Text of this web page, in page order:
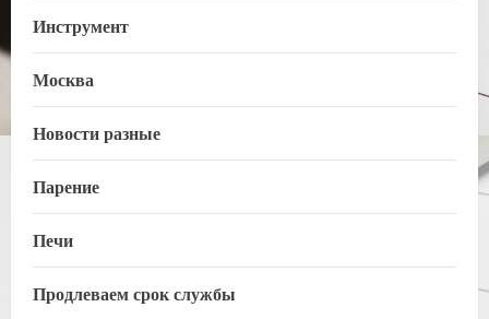
Инструмент
Москва
Новости разные
Парение
Печи
Продлеваем срок службы